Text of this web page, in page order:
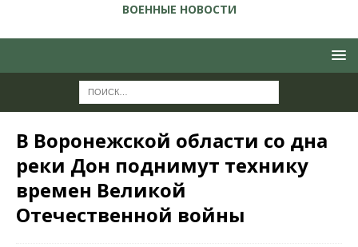
ВОЕННЫЕ НОВОСТИ
В Воронежской области со дна
реки Дон поднимут технику
времен Великой
Отечественной войны